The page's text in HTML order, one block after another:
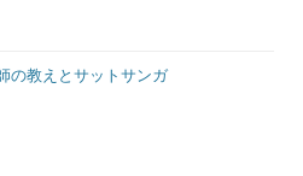
の教えとサットサンガ